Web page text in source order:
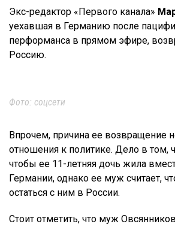
Экс-редактор «Первого канала»
уехавшая в Германию после
перформанса в прямом эфире,
Россию.
Фото: соцсети
Впрочем, причина ее возвращение
отношения к политике. Дело в том,
чтобы ее 11-летняя дочь жила
Германии, однако ее муж считает,
остаться с ним в России.
Стоит отметить, что муж